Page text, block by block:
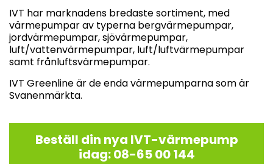
IVT har marknadens bredaste sortiment, med
värmepumpar av typerna bergvärmepumpar,
jordvärmepumpar, sjövärmepumpar,
luft/vattenvärmepumpar, luft/luftvärmepumpar
samt frånluftsvärmepumpar.
IVT Greenline är de enda värmepumparna som är
Svanenmärkta.
Beställ din nya IVT-värmepump
idag: 08-65 00 144